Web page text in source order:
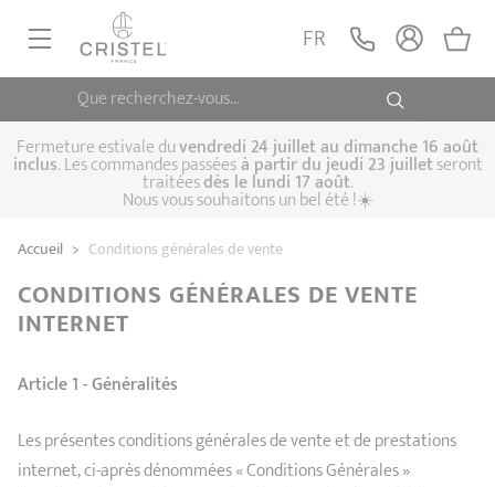
Que recherchez-vous...
FR
POÊLES, SAUTEUSES
Woks
CASSEROLES, FAITOUTS
Casseroles Cocottes, faitouts
Coffrets de
casseroles
CUISSON VAPEUR
Cuit-vapeur Biome, cuisson
CUISSON SPÉCIALISÉE
Couscoussiers
CAFETIÈRES THÉIÈRES
Bouilloires Cafetières Théières
Fermeture estivale duvendredi 24 juillet au dimanche 16 août
inclus. Les commandes passéesà partir du jeudi 23 juilletseront
traitéesdès le lundi 17 août.
Nous vous souhaitons un bel été !☀️
Accueil > Conditions générales de vente
CONDITIONS GÉNÉRALES DE VENTE
INTERNET
Article 1 - Généralités
Les présentes conditions générales de vente et de prestations
internet, ci-après dénommées « Conditions Générales »